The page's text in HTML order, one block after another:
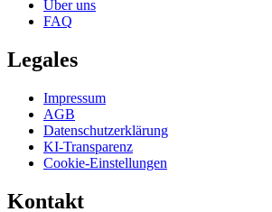
Über uns
FAQ
Legales
Impressum
AGB
Datenschutzerklärung
KI-Transparenz
Cookie-Einstellungen
Kontakt